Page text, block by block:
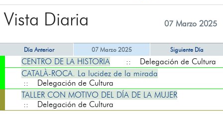
Vista Diaria 07 Marzo 2025
Día Anterior 07 Marzo 2025 Siguiente Día
CENTRO DE LA HISTORIA
:: Delegación de Cultura
CATALÀ-ROCA. La lucidez de la mirada
:: Delegación de Cultura
TALLER CON MOTIVO DEL DÍA DE LA MUJER
:: Delegación de Cultura